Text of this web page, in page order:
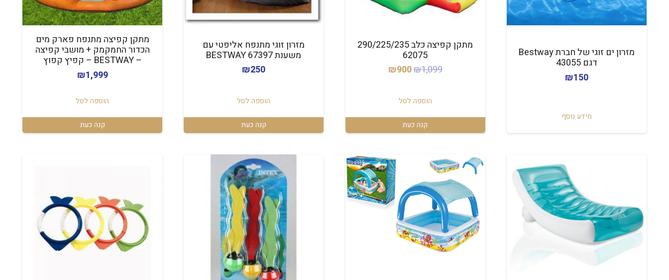
‏מזרון ים זוגי של חברת Bestway
דגם 43055
₪150
מידע נוסף
מתקן קפיצה כלב 290/225/235
62075
₪1,099
המחיר
היה:
₪900
הוספה לסל
קנה כעת
מזרון זוגי מתנפח אליפטי עם
משענת 67397 BESTWAY
₪250
הוספה לסל
קנה כעת
מתקן קפיצה מתנפח פארק מים
הכדור החמקמק + מושבי קפיצה
– BESTWAY – קפיץ קפוץ
₪1,999
הוספה לסל
קנה כעת